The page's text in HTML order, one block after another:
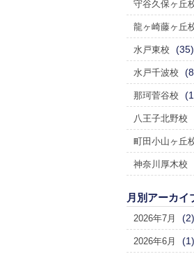
守谷久保ヶ丘
龍ヶ崎藤ヶ丘
水戸東校 (35)
水戸千波校
那珂菅谷校
八王子北野校
町田小山ヶ丘
神奈川厚木校
月別アーカイ
2026年7月 (2)
2026年6月 (1)